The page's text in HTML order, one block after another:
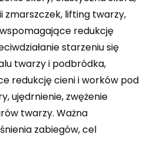
zmarszczek, lifting twarzy,
wspomagające redukcję
starzeniu się
twarzy i podbródka,
redukcję cieni i worków pod
ujędrnienie, zwężenie
twarzy. Ważna
zabiegów, cel